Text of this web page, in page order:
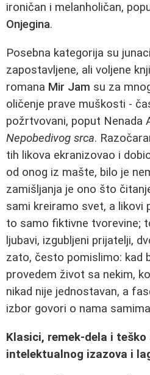
ironičan i melanholičan,
Onjegina.
Posebna kategorija su
zapostavljene, ali voljene
romana Mir Jam su za
oličenje prave muškosti -
požrtvovani, poput Nenada
Nepobedivog srca.
tih likova ekranizovao i
od onog iz mašte, bilo je
zamišljanja je ono što
sami kreiramo svet, a likovi
to samo fiktivne tvorevine;
ljubavi, izgubljeni prijatelji,
zato, često pomislimo: kad
provedem život sa nekim,
nikad nije jednostavan, a
izbor govori o nama
Klasici, remek-dela i
intelektualnog izazova i